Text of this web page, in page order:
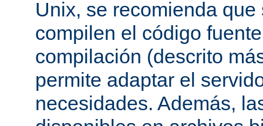
Unix, se recomienda
compilen el código
compilación (descrito
permite adaptar el
necesidades. Además,